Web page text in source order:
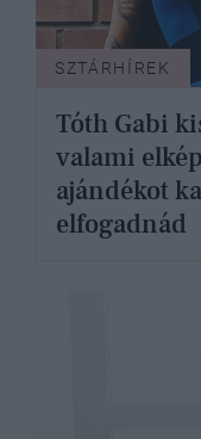
SZTÁRHÍREK
Tóth Gabi
valami
ajándékot
elfogadnád